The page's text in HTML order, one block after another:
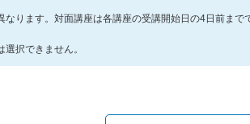
ります。対面講座は各講座の受講開始日の4日前まで
択できません。